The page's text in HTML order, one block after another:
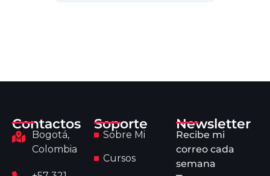
Contactos
Bogotá,
Colombia
Soporte
Sobre Mi
Cursos
Newsletter
Recibe mi
correo cada
semana